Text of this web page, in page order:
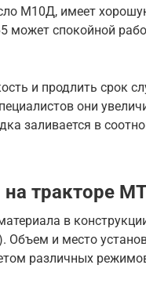
М10Д, имеет
может спокойной
и продлить срок
они
заливается в
тракторе
в
Объем и место
различных